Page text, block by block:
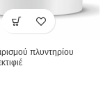
πλυντηρίου